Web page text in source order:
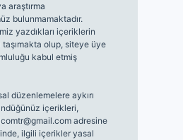
araştırma
bulunmamaktadır.
yazdıkları içeriklerin
olup, siteye üye
kabul etmiş
düzenlemelere aykırı
içerikleri,
adresine
ilgili içerikler yasal